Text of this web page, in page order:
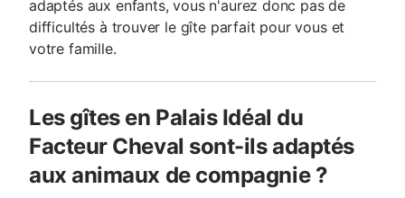
adaptés aux enfants, vous n'aurez donc pas de
difficultés à trouver le gîte parfait pour vous et
votre famille.
Les gîtes en Palais Idéal du
Facteur Cheval sont-ils adaptés
aux animaux de compagnie ?